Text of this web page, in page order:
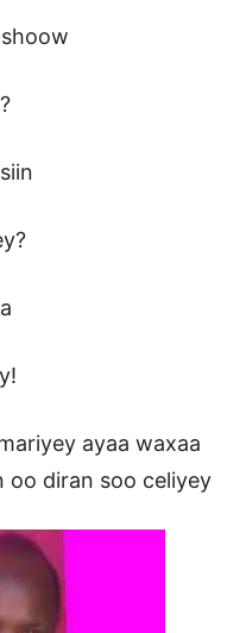
ayaa waxaa
oo diran soo celiyey